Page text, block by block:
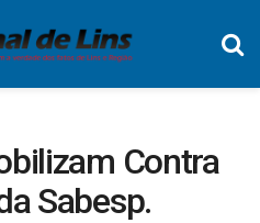
Contra
Sabesp.